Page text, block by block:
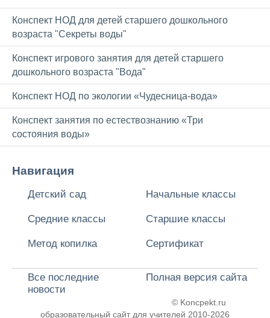
Конспект НОД для детей старшего дошкольного
возраста "Секреты воды"
Конспект игрового занятия для детей старшего
дошкольного возраста "Вода"
Конспект НОД по экологии «Чудесница-вода»
Конспект занятия по естествознанию «Три
состояния воды»
Навигация
Детский сад Начальные классы
Средние классы Старшие классы
Метод копилка Сертификат
Все последние
новости
Полная версия сайта
© Koncpekt.ru
образовательный сайт для учителей 2010-2026